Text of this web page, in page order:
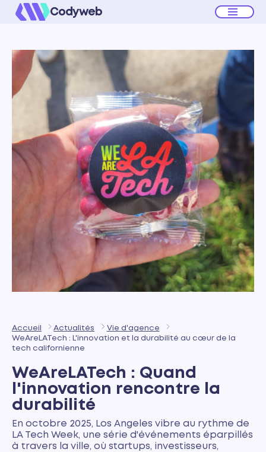
Codyweb
Accueil Actualités
Vie d'agence
WeAreLATech : L'innovation et la durabilité au cœur de la
tech californienne
WeAreLATech : Quand
l'innovation rencontre la
durabilité
En octobre 2025, Los Angeles vibre au rythme de
LA Tech Week, une série d'événements éparpillés
à travers la ville, où startups, investisseurs,